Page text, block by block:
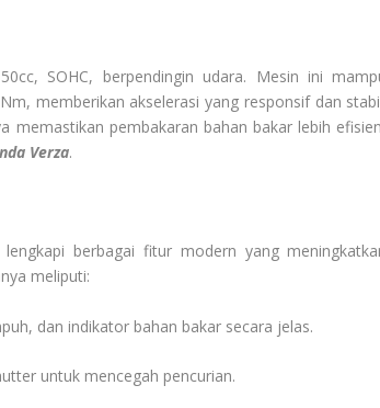
SOHC, berpendingin udara. Mesin ini
memberikan akselerasi yang responsif dan
memastikan pembakaran bahan bakar lebih
Verza.
berbagai fitur modern yang
meliputi:
dan indikator bahan bakar secara jelas.
untuk mencegah pencurian.